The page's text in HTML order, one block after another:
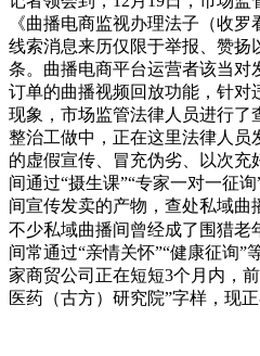
《曲播电商监视办理法子（收
线索消息来历仅限于举报、赞扬
条。曲播电商平台运营者该当对
订单的曲播视频回放功能，针对
现象，市场监管法律人员进行了
整治工做中，正在这里法律人员
的虚假宣传、冒充伪劣、以次充
间通过“摄生课”“专家一对一征
间宣传发卖的产物，查处私域曲
不少私域曲播间曾经成了围猎老
间常通过“亲情关怀”“健康征询”
家商贸公司正在短短3个月内，
医药（古方）研究院”字样，现